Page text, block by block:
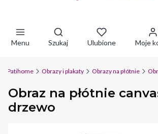
Menu
Otwórz wyszukiwarkę
Szukaj Ulubione Moje
Patihome Obrazy i plakaty Obrazy na płótnie
Obraz na płótnie
drzewo